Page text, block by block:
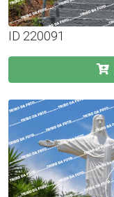
ID 220091